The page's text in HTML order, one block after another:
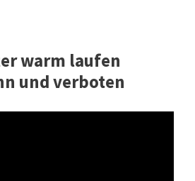
warm laufen
und verboten